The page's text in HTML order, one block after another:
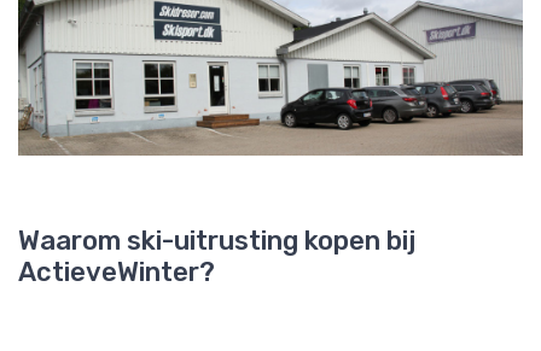
Waarom ski-uitrusting kopen bij
ActieveWinter?